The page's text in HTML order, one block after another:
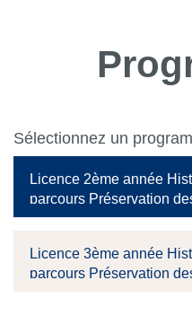
Sélectionnez un
Licence 2ème année
parcours Préservation
Licence 3ème année
parcours Préservation